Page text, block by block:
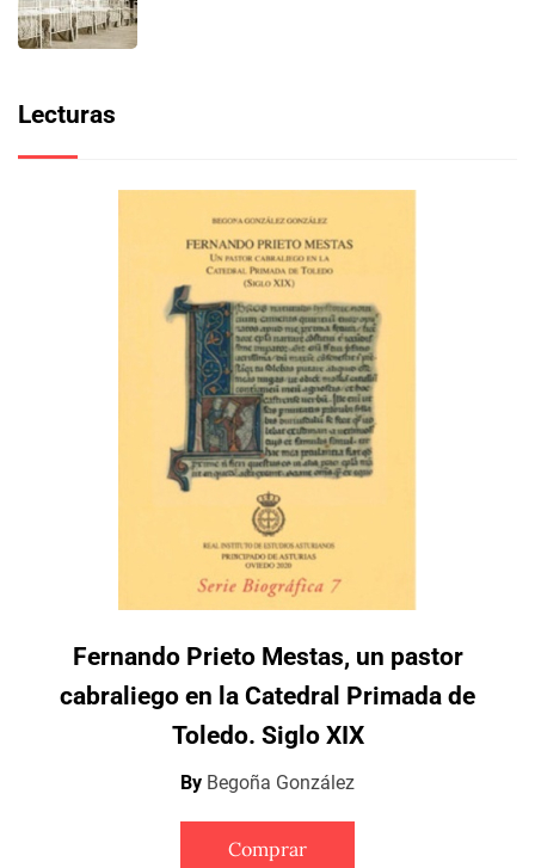
Lecturas
Fernando Prieto Mestas, un pastor
cabraliego en la Catedral Primada de
Toledo. Siglo XIX
By Begoña González
Comprar